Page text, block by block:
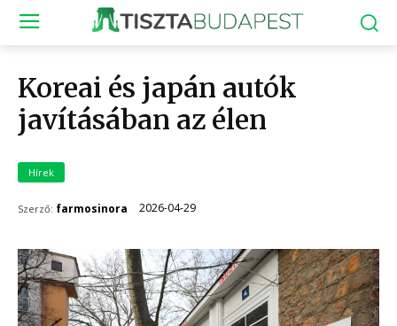
Koreai és japán autók
javításában az élen
Hírek
Szerző: farmosinora 2026-04-29